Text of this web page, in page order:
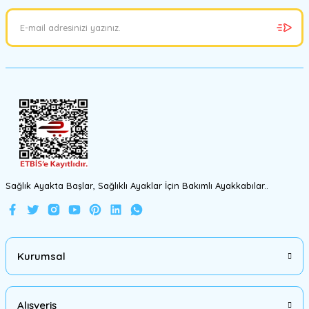
Ürün bilgilerinde hatalar bulunuyor.
Sağlık Ayakta Başlar, Sağlıklı Ayaklar İçin Bakımlı Ayakkabılar..
Kurumsal
Alışveriş